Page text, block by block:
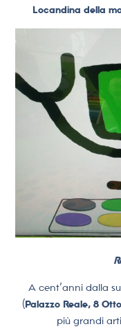
Locandina della
A cent’anni dalla
(Palazzo Reale, 8
più grandi